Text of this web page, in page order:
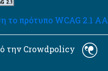
πρότυπο WCAG 2.1
την Crowdpolicy